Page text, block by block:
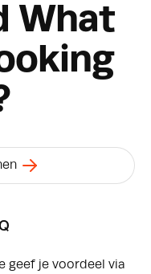
What
geef je voordeel via